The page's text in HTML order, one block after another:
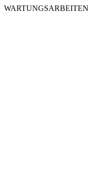
WARTUNGSARBEITEN